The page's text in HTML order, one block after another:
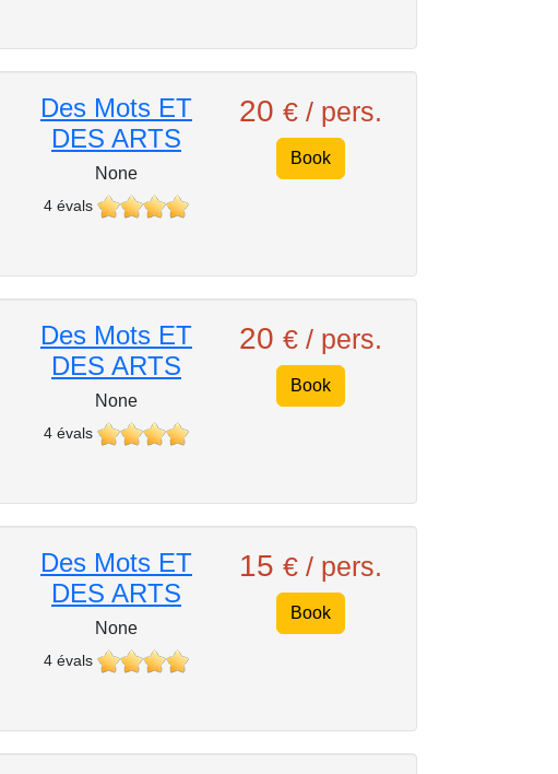
Des Mots ET
DES ARTS
None
4 évals
20€ / pers.
Book
Des Mots ET
DES ARTS
None
4 évals
20€ / pers.
Book
Des Mots ET
DES ARTS
None
4 évals
15€ / pers.
Book